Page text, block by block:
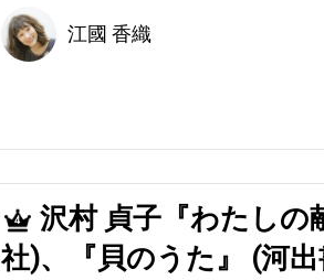
江國 香織
4
沢村 貞子『わたしの
社)、『貝のうた』 (河